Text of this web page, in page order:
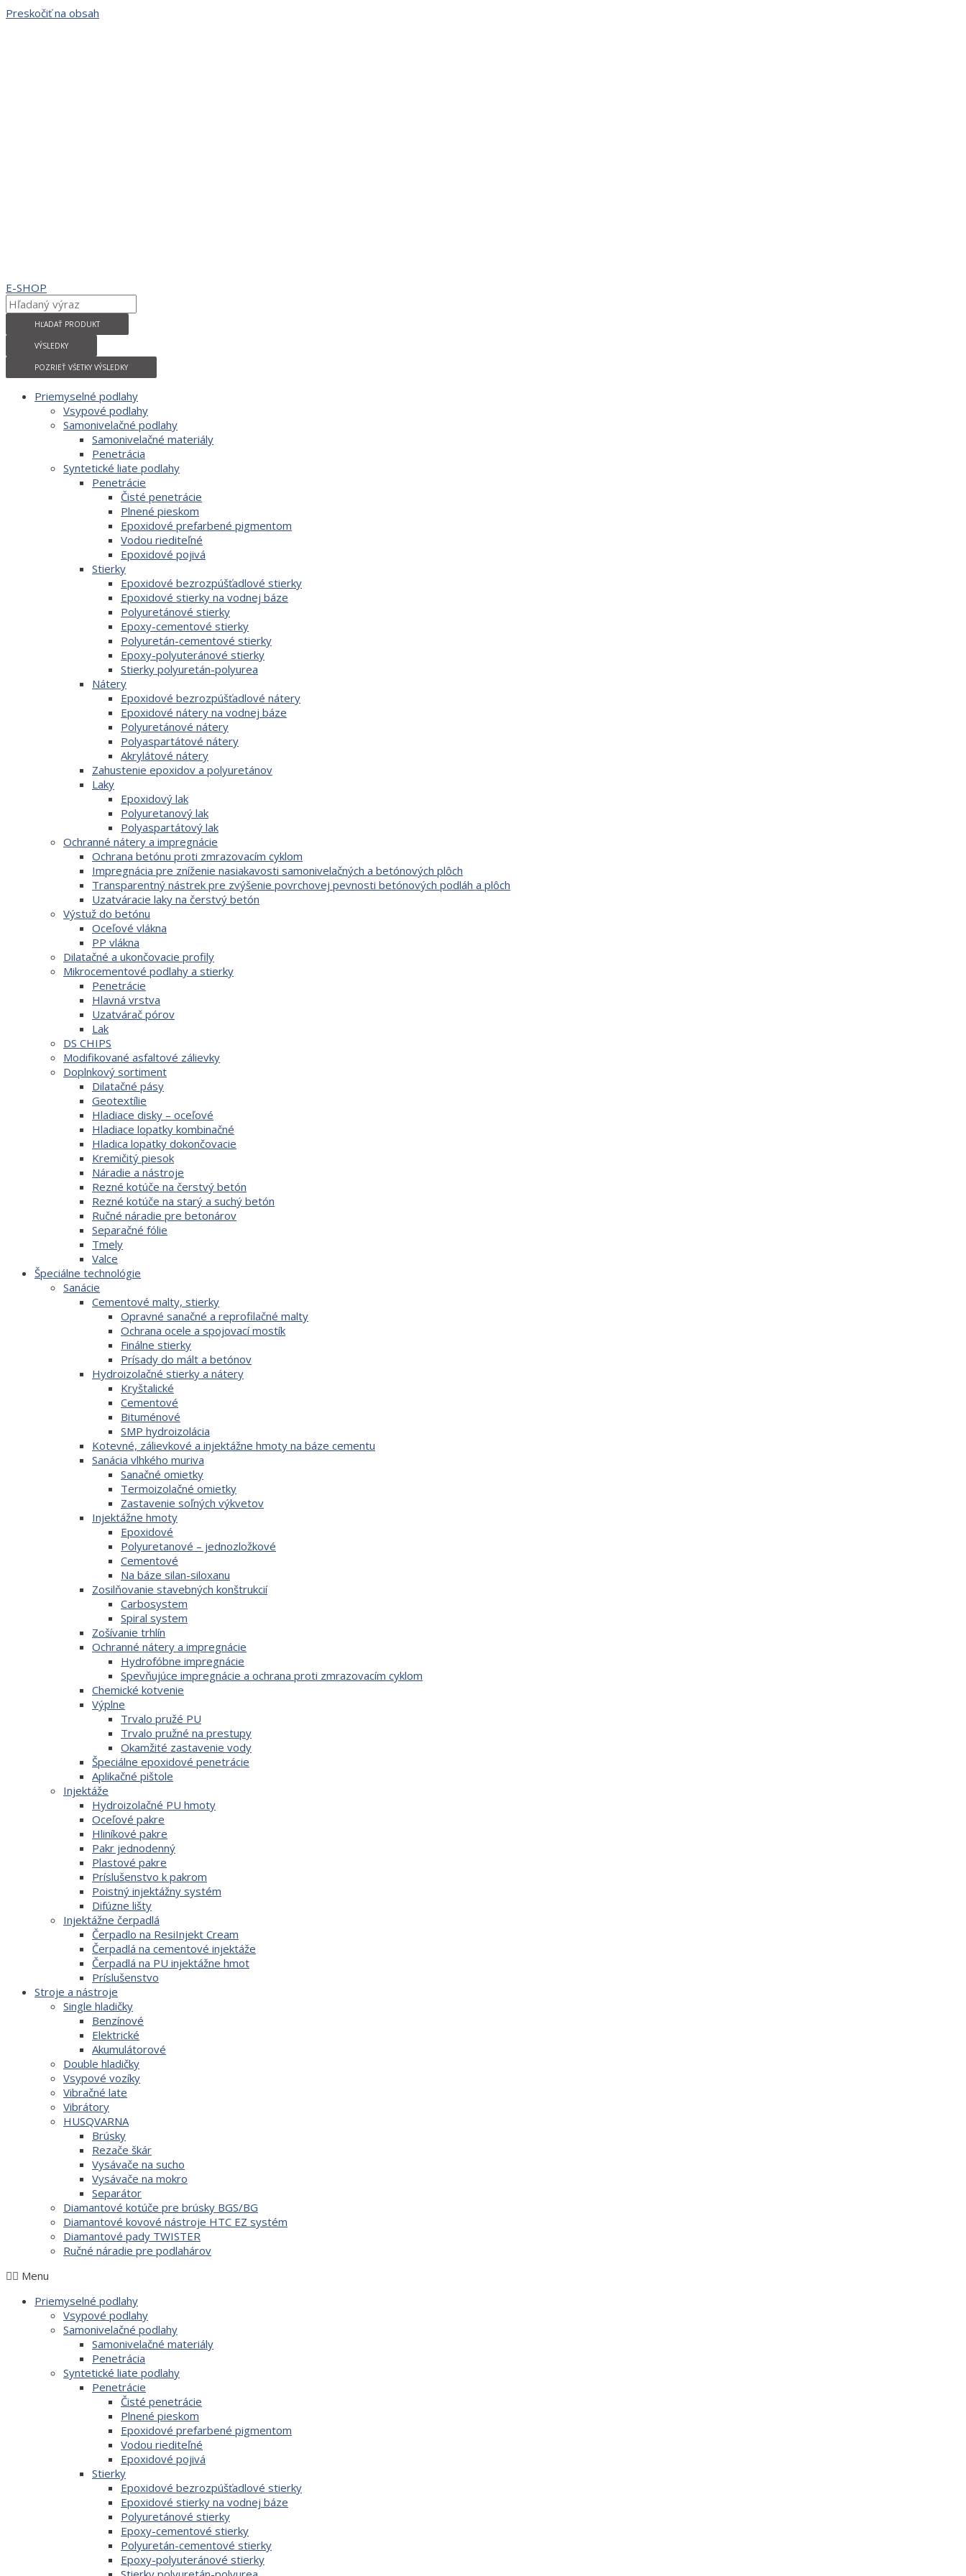
Preskočiť na obsah
E-SHOP
HĽADAŤ PRODUKT
VÝSLEDKY
POZRIEŤ VŠETKY VÝSLEDKY
Priemyselné podlahy
Vsypové podlahy
Samonivelačné podlahy
Samonivelačné materiály
Penetrácia
Syntetické liate podlahy
Penetrácie
Čisté penetrácie
Plnené pieskom
Epoxidové prefarbené pigmentom
Vodou riediteľné
Epoxidové pojivá
Stierky
Epoxidové bezrozpúšťadlové stierky
Epoxidové stierky na vodnej báze
Polyuretánové stierky
Epoxy-cementové stierky
Polyuretán-cementové stierky
Epoxy-polyuteránové stierky
Stierky polyuretán-polyurea
Nátery
Epoxidové bezrozpúšťadlové nátery
Epoxidové nátery na vodnej báze
Polyuretánové nátery
Polyaspartátové nátery
Akrylátové nátery
Zahustenie epoxidov a polyuretánov
Laky
Epoxidový lak
Polyuretanový lak
Polyaspartátový lak
Ochranné nátery a impregnácie
Ochrana betónu proti zmrazovacím cyklom
Impregnácia pre zníženie nasiakavosti samonivelačných a betónových plôch
Transparentný nástrek pre zvýšenie povrchovej pevnosti betónových podláh a plôch
Uzatváracie laky na čerstvý betón
Výstuž do betónu
Oceľové vlákna
PP vlákna
Dilatačné a ukončovacie profily
Mikrocementové podlahy a stierky
Penetrácie
Hlavná vrstva
Uzatvárač pórov
Lak
DS CHIPS
Modifikované asfaltové zálievky
Doplnkový sortiment
Dilatačné pásy
Geotextílie
Hladiace disky – oceľové
Hladiace lopatky kombinačné
Hladica lopatky dokončovacie
Kremičitý piesok
Náradie a nástroje
Rezné kotúče na čerstvý betón
Rezné kotúče na starý a suchý betón
Ručné náradie pre betonárov
Separačné fólie
Tmely
Valce
Špeciálne technológie
Sanácie
Cementové malty, stierky
Opravné sanačné a reprofilačné malty
Ochrana ocele a spojovací mostík
Finálne stierky
Prísady do mált a betónov
Hydroizolačné stierky a nátery
Kryštalické
Cementové
Bituménové
SMP hydroizolácia
Kotevné, zálievkové a injektážne hmoty na báze cementu
Sanácia vlhkého muriva
Sanačné omietky
Termoizolačné omietky
Zastavenie soľných výkvetov
Injektážne hmoty
Epoxidové
Polyuretanové – jednozložkové
Cementové
Na báze silan-siloxanu
Zosilňovanie stavebných konštrukcií
Carbosystem
Spiral system
Zošívanie trhlín
Ochranné nátery a impregnácie
Hydrofóbne impregnácie
Spevňujúce impregnácie a ochrana proti zmrazovacím cyklom
Chemické kotvenie
Výplne
Trvalo pružé PU
Trvalo pružné na prestupy
Okamžité zastavenie vody
Špeciálne epoxidové penetrácie
Aplikačné pištole
Injektáže
Hydroizolačné PU hmoty
Oceľové pakre
Hliníkové pakre
Pakr jednodenný
Plastové pakre
Príslušenstvo k pakrom
Poistný injektážny systém
Difúzne lišty
Injektážne čerpadlá
Čerpadlo na ResiInjekt Cream
Čerpadlá na cementové injektáže
Čerpadlá na PU injektážne hmot
Príslušenstvo
Stroje a nástroje
Single hladičky
Benzínové
Elektrické
Akumulátorové
Double hladičky
Vsypové vozíky
Vibračné late
Vibrátory
HUSQVARNA
Brúsky
Rezače škár
Vysávače na sucho
Vysávače na mokro
Separátor
Diamantové kotúče pre brúsky BGS/BG
Diamantové kovové nástroje HTC EZ systém
Diamantové pady TWISTER
Ručné náradie pre podlahárov
Menu
Priemyselné podlahy
Vsypové podlahy
Samonivelačné podlahy
Samonivelačné materiály
Penetrácia
Syntetické liate podlahy
Penetrácie
Čisté penetrácie
Plnené pieskom
Epoxidové prefarbené pigmentom
Vodou riediteľné
Epoxidové pojivá
Stierky
Epoxidové bezrozpúšťadlové stierky
Epoxidové stierky na vodnej báze
Polyuretánové stierky
Epoxy-cementové stierky
Polyuretán-cementové stierky
Epoxy-polyuteránové stierky